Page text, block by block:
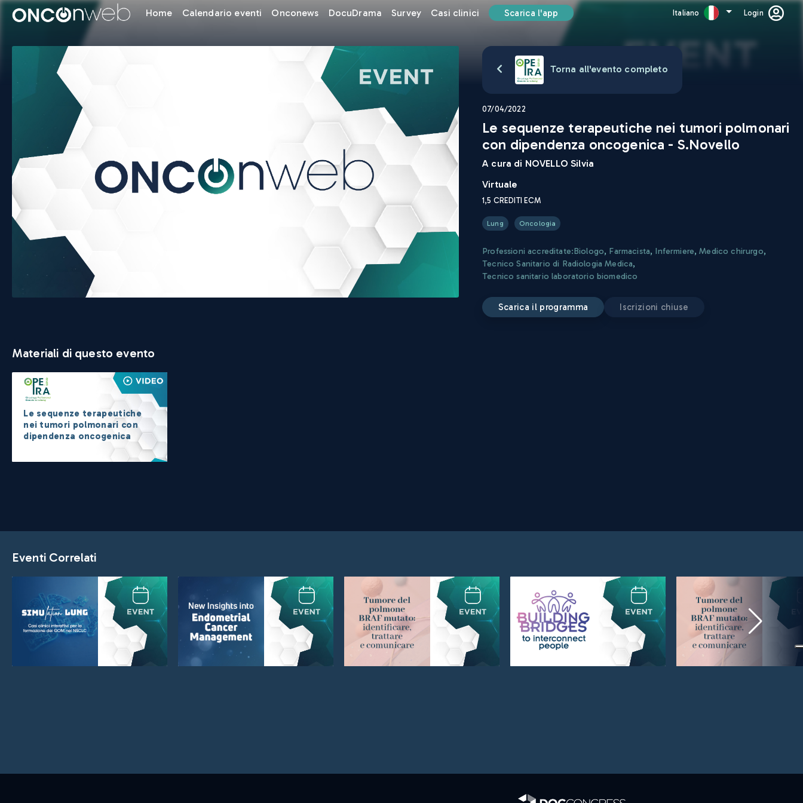
Home Calendario eventi Onconews DocuDrama Survey Casi clinici Scarica l'app Italiano Login
Torna all'evento completo
07/04/2022
Le sequenze terapeutiche nei tumori polmonari
con dipendenza oncogenica - S.Novello
A cura di NOVELLO Silvia
Virtuale
1,5 CREDITI ECM
Lung Oncologia
Professioni accreditate:Biologo, Farmacista, Infermiere,Medico chirurgo,
Tecnico Sanitario di Radiologia Medica,
Tecnico sanitario laboratorio biomedico
scarica il programma iscrizioni chiuse
Materiali di questo evento
Le sequenze terapeutiche
nei tumori polmonari con
dipendenza oncogenica
Eventi Correlati